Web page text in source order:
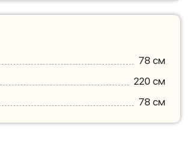
78 см
220 см
78 см